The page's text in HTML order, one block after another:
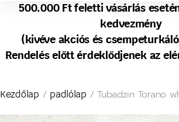
500.000 Ft feletti vásárlás
kedvezmény
(kivéve akciós és
Rendelés előtt érdeklődjenek az
Kezdőlap / padlólap / Tubadzin Torano